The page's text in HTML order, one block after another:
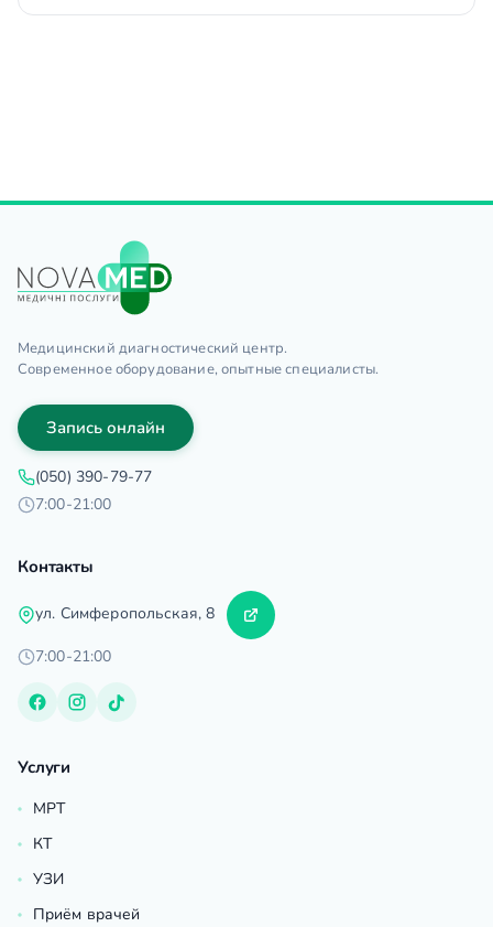
Медицинский диагностический центр.
Современное оборудование, опытные специалисты.
Запись онлайн
(050) 390-79-77
7:00-21:00
Контакты
ул. Симферопольская, 8
7:00-21:00
Услуги
МРТ
КТ
УЗИ
Приём врачей